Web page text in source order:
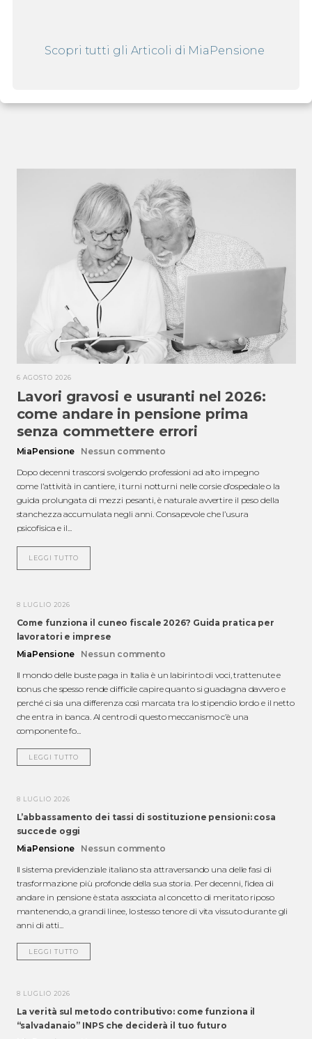
Scopri tutti gli Articoli di MiaPensione
6 AGOSTO 2026
Lavori gravosi e usuranti nel 2026:
come andare in pensione prima
senza commettere errori
MiaPensione
Nessun commento
Dopo decenni trascorsi svolgendo professioni ad alto impegno
come l’attività in cantiere, i turni notturni nelle corsie d’ospedale o la
guida prolungata di mezzi pesanti, è naturale avvertire il peso della
stanchezza accumulata negli anni. Consapevole che l’usura
psicofisica e il...
LEGGI TUTTO
8 LUGLIO 2026
Come funziona il cuneo fiscale 2026? Guida pratica per
lavoratori e imprese
MiaPensione
Nessun commento
Il mondo delle buste paga in Italia è un labirinto di voci, trattenute e
bonus che spesso rende difficile capire quanto si guadagna davvero e
perché ci sia una differenza così marcata tra lo stipendio lordo e il netto
che entra in banca. Al centro di questo meccanismo c’è una
componente fo...
LEGGI TUTTO
8 LUGLIO 2026
L’abbassamento dei tassi di sostituzione pensioni: cosa
succede oggi
MiaPensione
Nessun commento
Il sistema previdenziale italiano sta attraversando una delle fasi di
trasformazione più profonde della sua storia. Per decenni, l’idea di
andare in pensione è stata associata al concetto di meritato riposo
mantenendo, a grandi linee, lo stesso tenore di vita vissuto durante gli
anni di atti...
LEGGI TUTTO
8 LUGLIO 2026
La verità sul metodo contributivo: come funziona il
“salvadanaio” INPS che deciderà il tuo futuro